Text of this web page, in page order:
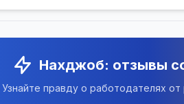
Нахджоб: отзывы
Узнайте правду о работодателях